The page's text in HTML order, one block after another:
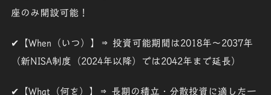
座のみ開設可能！
✔ 【When（いつ）】⇒ 投資可能期間は2018年～2037年
（新NISA制度（2024年以降）では2042年まで延長）
✔ 【What（何を）】⇒ 長期の積立・分散投資に適した一